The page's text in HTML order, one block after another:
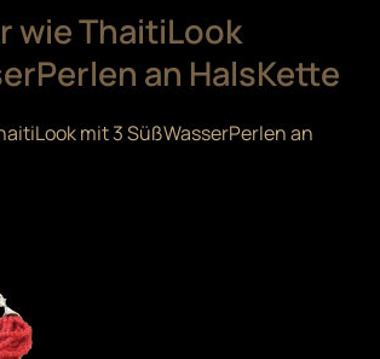
wie ThaitiLook
an HalsKette
mit 3 SüßWasserPerlen an